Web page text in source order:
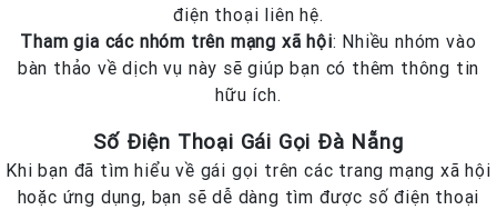
điện thoại liên hệ.
Tham gia các nhóm trên mạng xã hội: Nhiều nhóm vào
bàn thảo về dịch vụ này sẽ giúp bạn có thêm thông tin
hữu ích.
Số Điện Thoại Gái Gọi Đà Nẵng
Khi bạn đã tìm hiểu về gái gọi trên các trang mạng xã hội
hoặc ứng dụng, bạn sẽ dễ dàng tìm được số điện thoại